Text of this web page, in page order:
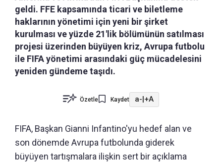
geldi. FFE kapsamında ticari ve biletleme
haklarının yönetimi için yeni bir şirket
kurulması ve yüzde 21'lik bölümünün satılması
projesi üzerinden büyüyen kriz, Avrupa futbolu
ile FIFA yönetimi arasındaki güç mücadelesini
yeniden gündeme taşıdı.
Özetle Kaydet a- +A
FIFA, Başkan Gianni Infantino'yu hedef alan ve
son dönemde Avrupa futbolunda giderek
büyüyen tartışmalara ilişkin sert bir açıklama